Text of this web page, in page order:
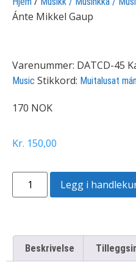
Ánte Mikkel Gaup
Varenummer: DATCD-45
Music Stikkord: Muitalusat
170 NOK
Kr 150,00
Legg i
Beskrivelse